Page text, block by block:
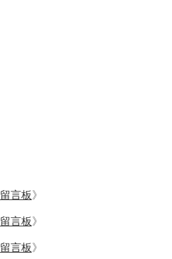
留言板》
留言板》
留言板》